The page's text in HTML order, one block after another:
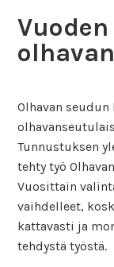
Vuoden
Olhavan
Tunnustuksen
tehty työ
Vuosittain
vaihdelleet,
kattavasti ja
tehdystä työstä.